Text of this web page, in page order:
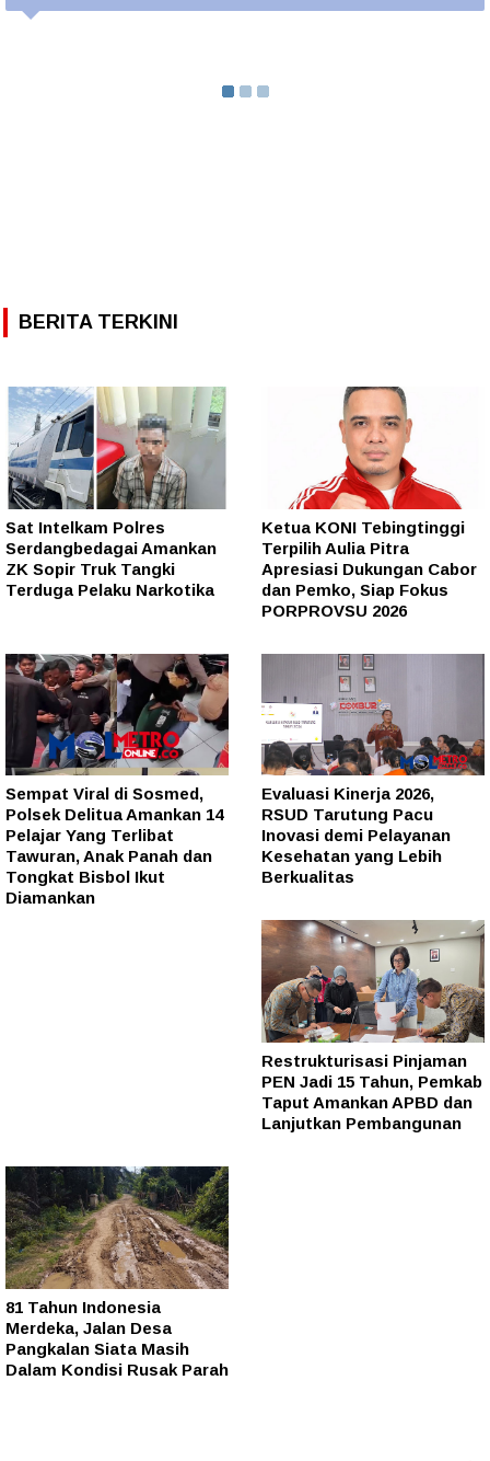
BERITA TERKINI
Sat Intelkam Polres
Serdangbedagai Amankan
ZK Sopir Truk Tangki
Terduga Pelaku Narkotika
Ketua KONI Tebingtinggi
Terpilih Aulia Pitra
Apresiasi Dukungan Cabor
dan Pemko, Siap Fokus
PORPROVSU 2026
Sempat Viral di Sosmed,
Polsek Delitua Amankan 14
Pelajar Yang Terlibat
Tawuran, Anak Panah dan
Tongkat Bisbol Ikut
Diamankan
Evaluasi Kinerja 2026,
RSUD Tarutung Pacu
Inovasi demi Pelayanan
Kesehatan yang Lebih
Berkualitas
Restrukturisasi Pinjaman
PEN Jadi 15 Tahun, Pemkab
Taput Amankan APBD dan
Lanjutkan Pembangunan
81 Tahun Indonesia
Merdeka, Jalan Desa
Pangkalan Siata Masih
Dalam Kondisi Rusak Parah